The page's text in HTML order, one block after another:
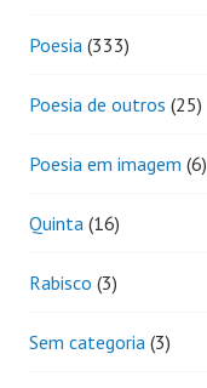
Poesia (333)
Poesia de outros (25)
Poesia em imagem (6)
Quinta (16)
Rabisco (3)
Sem categoria (3)